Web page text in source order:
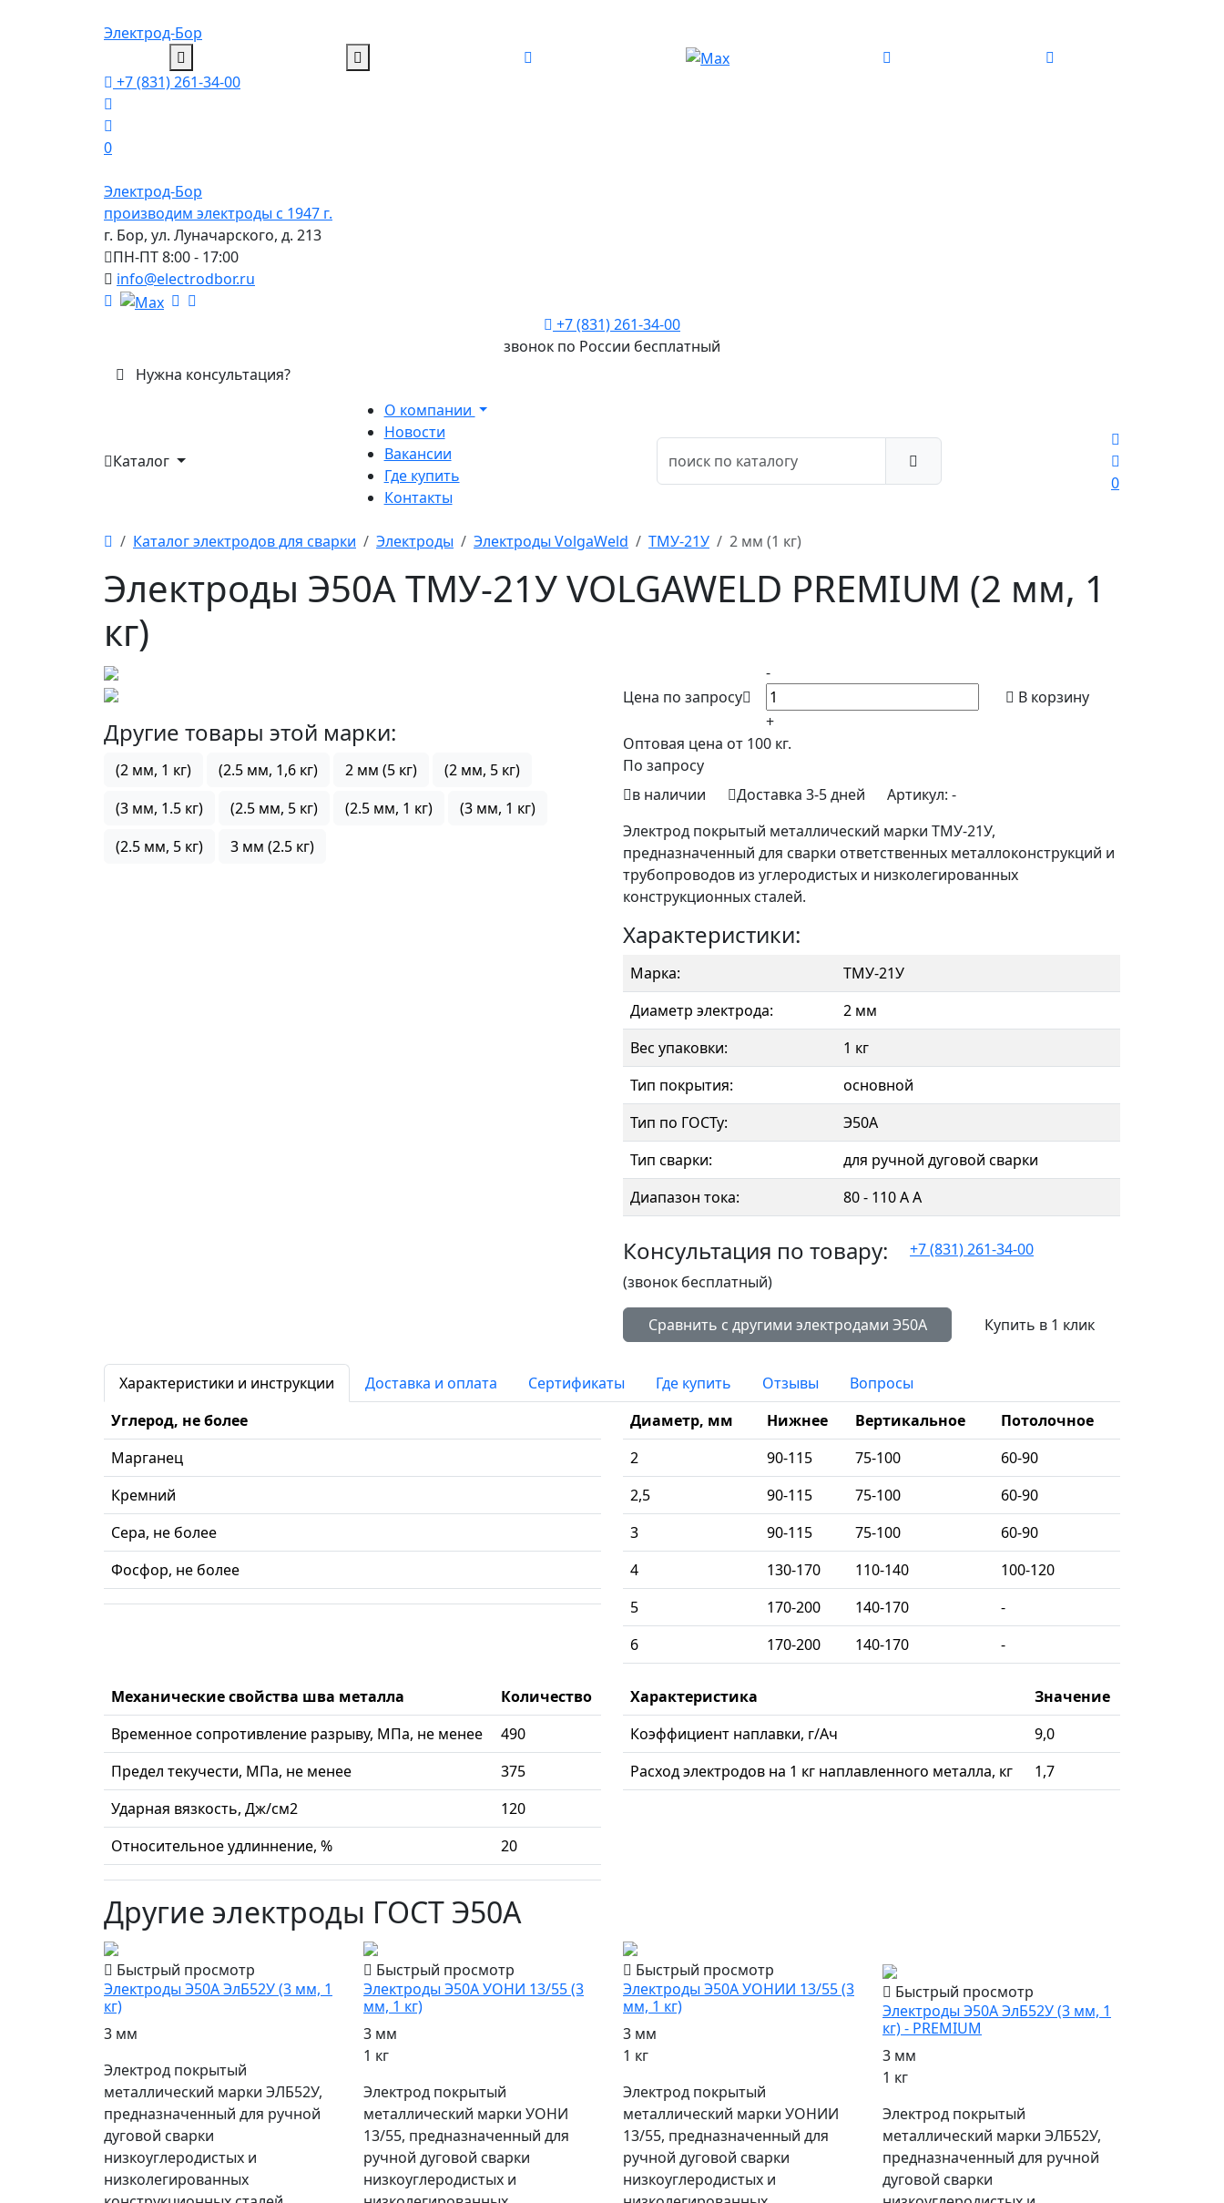
Электрод-Бор
+7 (831) 261-34-00
0
Электрод-Бор
производим электроды с 1947 г.
г. Бор, ул. Луначарского, д. 213
ПН-ПТ 8:00 - 17:00
info@electrodbor.ru
+7 (831) 261-34-00
звонок по России бесплатный
Нужна консультация?
Каталог
О компании
Новости
Вакансии
Где купить
Контакты
0
Каталог электродов для сварки Электроды Электроды VolgaWeld ТМУ-21У 2 мм (1 кг)
Электроды Э50А ТМУ-21У VOLGAWELD PREMIUM (2 мм, 1
кг)
Другие товары этой марки:
(2 мм, 1 кг) (2.5 мм, 1,6 кг) 2 мм (5 кг)
(2 мм, 5 кг)
(3 мм, 1.5 кг)
(2.5 мм, 5 кг) (2.5 мм, 1 кг)
(3 мм, 1 кг)
(2.5 мм, 5 кг)
3 мм (2.5 кг)
Цена по запросу
-
+
В корзину
Оптовая цена от 100 кг.
По запросу
в наличии
Доставка 3-5 дней Артикул: -
Электрод покрытый металлический марки ТМУ-21У,
предназначенный для сварки ответственных металлоконструкций и
трубопроводов из углеродистых и низколегированных
конструкционных сталей.
Характеристики:
Марка:
ТМУ-21У
Диаметр электрода:
2 мм
Вес упаковки:
1 кг
Тип покрытия:
основной
Тип по ГОСТу:
Э50А
Тип сварки:
для ручной дуговой сварки
Диапазон тока:
80 - 110 А А
Консультация по товару:
+7 (831) 261-34-00
(звонок бесплатный)
Сравнить с другими электродами Э50А Купить в 1 клик
Характеристики и инструкции Доставка и оплата Сертификаты Где купить Отзывы
Вопросы
Углерод, не более
Марганец
Кремний
Сера, не более
Фосфор, не более
Диаметр, мм Нижнее Вертикальное
Потолочное
2
90-115 75-100
60-90
2,5
90-115 75-100
60-90
3
90-115 75-100
60-90
4
130-170 110-140
100-120
5
170-200 140-170
-
6
170-200 140-170 -
Механические свойства шва металла
Количество
Временное сопротивление разрыву, МПа, не менее
490
Предел текучести, МПа, не менее
375
Ударная вязкость, Дж/см2
120
Относительное удлиннение, %
20
Характеристика
Значение
Коэффициент наплавки, г/Ач
9,0
Расход электродов на 1 кг наплавленного металла, кг
1,7
Другие электроды ГОСТ Э50А
Быстрый просмотр
Электроды Э50А ЭлБ52У (3 мм, 1
кг)
3 мм
Электрод покрытый
металлический марки ЭЛБ52У,
предназначенный для ручной
дуговой сварки
низкоуглеродистых и
низколегированных
Быстрый просмотр
Электроды Э50А УОНИ 13/55 (3
мм, 1 кг)
3 мм
1 кг
Электрод покрытый
металлический марки УОНИ
13/55, предназначенный для
ручной дуговой сварки
низкоуглеродистых и
Быстрый просмотр
Электроды Э50А УОНИИ 13/55 (3
мм, 1 кг)
3 мм
1 кг
Электрод покрытый
металлический марки УОНИИ
13/55, предназначенный для
ручной дуговой сварки
низкоуглеродистых и
Быстрый просмотр
Электроды Э50А ЭлБ52У (3 мм, 1
кг) - PREMIUM
3 мм
1 кг
Электрод покрытый
металлический марки ЭЛБ52У,
предназначенный для ручной
дуговой сварки